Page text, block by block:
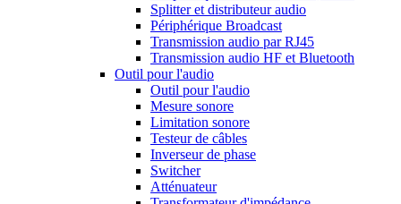
Splitter et distributeur audio
Périphérique Broadcast
Transmission audio par RJ45
Transmission audio HF et Bluetooth
Outil pour l'audio
Outil pour l'audio
Mesure sonore
Limitation sonore
Testeur de câbles
Inverseur de phase
Switcher
Atténuateur